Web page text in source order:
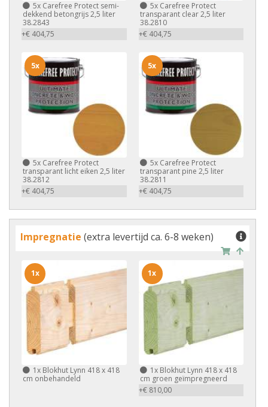
5x Carefree Protect semi-
dekkend betongrijs 2,5 liter
38.2843
+€ 404,75
5xCarefree Protect
transparant clear 2,5 liter
38.2810
+€ 404,75
5x Carefree Protect
transparant licht eiken 2,5 liter
38.2812
+€ 404,75
5x
5xCarefree Protect
transparant pine 2,5 liter
38.2811
+€ 404,75
5x
Impregnatie (extra levertijd ca. 6-8 weken)
1x Blokhut Lynn 418 x 418
cm onbehandeld
1x
1xBlokhut Lynn 418 x 418
cm groen geïmpregneerd
+€ 810,00
1x